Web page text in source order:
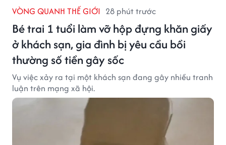
VÒNG QUANH THẾ GIỚI 28 phút trước
Bé trai 1 tuổi làm vỡ hộp đựng khăn giấy
ở khách sạn, gia đình bị yêu cầu bồi
thường số tiền gây sốc
Vụ việc xảy ra tại một khách sạn đang gây nhiều tranh
luận trên mạng xã hội.